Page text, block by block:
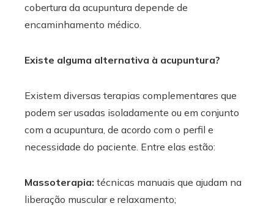
cobertura da acupuntura depende de
encaminhamento médico.
Existe alguma alternativa à acupuntura?
Existem diversas terapias complementares que
podem ser usadas isoladamente ou em conjunto
com a acupuntura, de acordo com o perfil e
necessidade do paciente. Entre elas estão:
Massoterapia: técnicas manuais que ajudam na
liberação muscular e relaxamento;